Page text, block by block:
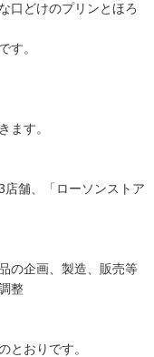
どけのプリンとほろ
。
ます。
舗、「ローソンストア
の企画、製造、販売等
整
とおりです。